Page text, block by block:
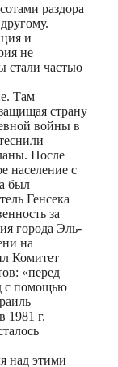
раздора
и
не
стали частью
Там
страну
войны в
После
население с
был
Генсека
за
города Эль-
на
Комитет
«перед
с помощью
1981 г.
над этими